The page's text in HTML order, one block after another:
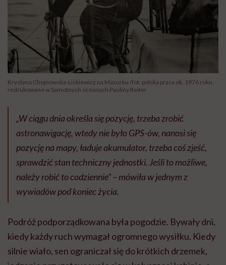
Krystyna Chojnowska-Liskiewicz na Mazurku /fot. polska prasa ok. 1976 roku,
redrukowane w Samotnych oceanach Pauliny Reiter
„W ciągu dnia określa się pozycję, trzeba zrobić
astronawigację, wtedy nie było GPS-ów, nanosi się
pozycję na mapy, ładuje akumulator, trzeba coś zjeść,
sprawdzić stan techniczny jednostki. Jeśli to możliwe,
należy robić to codziennie”– mówiła w jednym z
wywiadów pod koniec życia.
Podróż podporządkowana była pogodzie. Bywały dni,
kiedy każdy ruch wymagał ogromnego wysiłku. Kiedy
silnie wiało, sen ograniczał się do krótkich drzemek,